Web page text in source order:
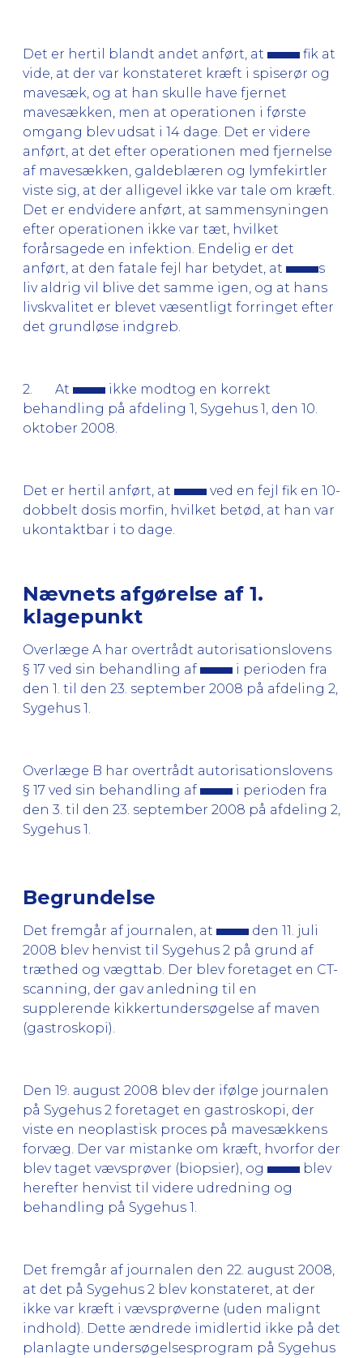
Det er hertil blandt andet anført, at
fik at
vide, at der var konstateret kræft i spiserør og
mavesæk, og at han skulle have fjernet
mavesækken, men at operationen i første
omgang blev udsat i 14 dage. Det er videre
anført, at det efter operationen med fjernelse
af mavesækken, galdeblæren og lymfekirtler
viste sig, at der alligevel ikke var tale om kræft.
Det er endvidere anført, at sammensyningen
efter operationen ikke var tæt, hvilket
forårsagede en infektion. Endelig er det
anført, at den fatale fejl har betydet, at
s
liv aldrig vil blive det samme igen, og at hans
livskvalitet er blevet væsentligt forringet efter
det grundløse indgreb.
2. At
ikke modtog en korrekt
behandling på afdeling 1, Sygehus 1, den 10.
oktober 2008.
Det er hertil anført, at
ved en fejl fik en 10-
dobbelt dosis morfin, hvilket betød, at han var
ukontaktbar i to dage.
Nævnets afgørelse af 1.
klagepunkt
Overlæge A har overtrådt autorisationslovens
§ 17 ved sin behandling af
i perioden fra
den 1. til den 23. september 2008 på afdeling 2,
Sygehus 1.
Overlæge B har overtrådt autorisationslovens
§ 17 ved sin behandling af
i perioden fra
den 3. til den 23. september 2008 på afdeling 2,
Sygehus 1.
Begrundelse
Det fremgår af journalen, at
den 11. juli
2008 blev henvist til Sygehus 2 på grund af
træthed og vægttab. Der blev foretaget en CT-
scanning, der gav anledning til en
supplerende kikkertundersøgelse af maven
(gastroskopi).
Den 19. august 2008 blev der ifølge journalen
på Sygehus 2 foretaget en gastroskopi, der
viste en neoplastisk proces på mavesækkens
forvæg. Der var mistanke om kræft, hvorfor der
blev taget vævsprøver (biopsier), og
blev
herefter henvist til videre udredning og
behandling på Sygehus 1.
Det fremgår af journalen den 22. august 2008,
at det på Sygehus 2 blev konstateret, at der
ikke var kræft i vævsprøverne (uden malignt
indhold). Dette ændrede imidlertid ikke på det
planlagte undersøgelsesprogram på Sygehus